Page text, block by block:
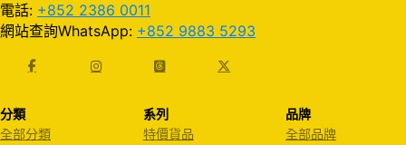
電話: +852 2386 0011
網站查詢WhatsApp: +852 9883 5293
分類
全部分類
系列
特價貨品
品牌
全部品牌